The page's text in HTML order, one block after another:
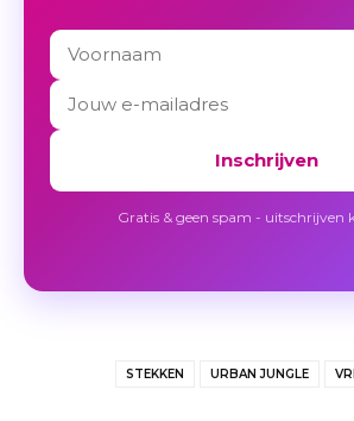
Inschrijven
Gratis & geen spam - uitschrijven
STEKKEN URBAN JUNGLE